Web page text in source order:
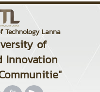
Technology Lanna
of
Innovation